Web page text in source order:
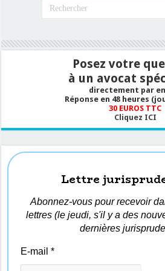
Posez votre
à un avocat
directement par
Réponse en 48 heures
30 EUROS TTC
Cliquez ICI
Lettre
Abonnez-vous pour recevoir
lettres (le jeudi, s'il y a des
dernières
E-mail*